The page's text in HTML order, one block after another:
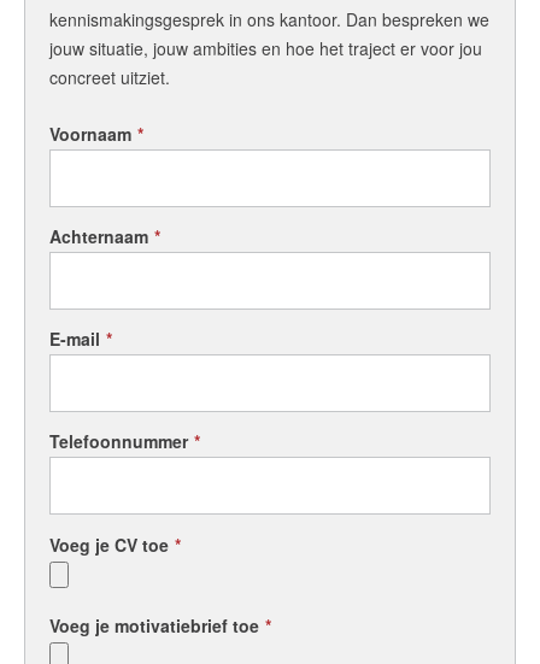
kennismakingsgesprek in ons kantoor. Dan bespreken we
jouw situatie, jouw ambities en hoe het traject er voor jou
concreet uitziet.
Voornaam *
Achternaam *
E-mail *
Telefoonnummer *
Voeg je CV toe *
Voeg je motivatiebrief toe *